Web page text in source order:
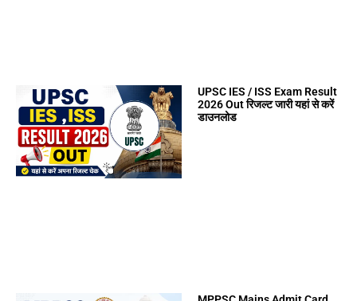
UPSC IES / ISS Exam Result
2026 Out रिजल्ट जारी यहां से करें
डाउनलोड